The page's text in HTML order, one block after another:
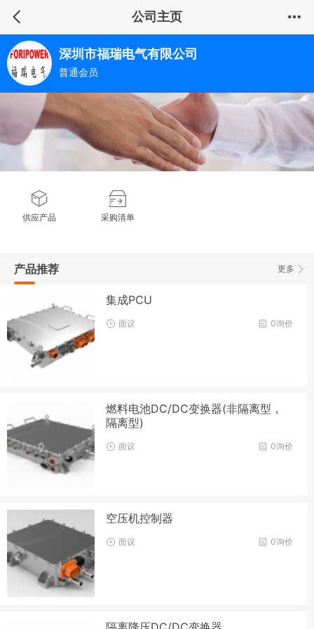
公司主页
深圳市福瑞电气有限公司
普通会员
供应产品 采购清单
更多
产品推荐
集成PCU
0询价
面议
燃料电池DC/DC变换器(非隔离型，
隔离型)
0询价
面议
空压机控制器
0询价
面议